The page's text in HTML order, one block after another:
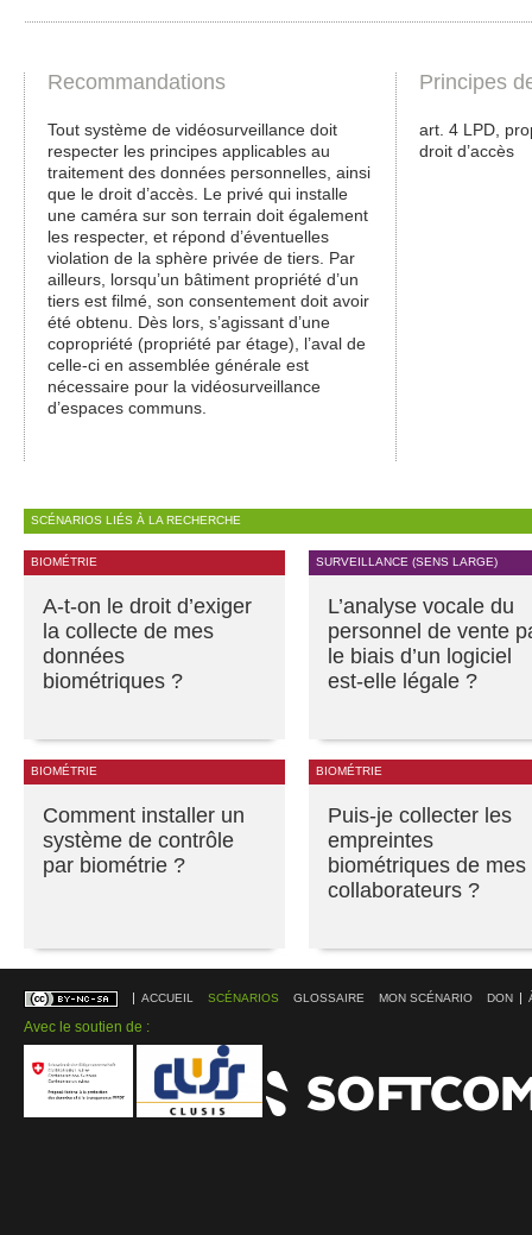
Recommandations
Tout système de vidéosurveillance doit
respecter les principes applicables au
traitement des données personnelles, ainsi
que le droit d’accès. Le privé qui installe
une caméra sur son terrain doit également
les respecter, et répond d’éventuelles
violation de la sphère privée de tiers. Par
ailleurs, lorsqu’un bâtiment propriété d’un
tiers est filmé, son consentement doit avoir
été obtenu. Dès lors, s’agissant d’une
copropriété (propriété par étage), l’aval de
celle-ci en assemblée générale est
nécessaire pour la vidéosurveillance
d’espaces communs.
Principes
art. 4 LPD,
droit d’accès
SCÉNARIOS LIÉS À LA RECHERCHE
BIOMÉTRIE
A-t-on le droit d’exiger
la collecte de mes
données
biométriques ?
SURVEILLANCE (SENS LARGE)
L’analyse vocale du
personnel de vente
le biais d’un logiciel
est-elle légale ?
BIOMÉTRIE
Comment installer un
système de contrôle
par biométrie ?
BIOMÉTRIE
Puis-je collecter les
empreintes
biométriques de mes
collaborateurs ?
ACCUEIL SCÉNARIOS GLOSSAIRE MON SCÉNARIO DON
Avec le soutien de :